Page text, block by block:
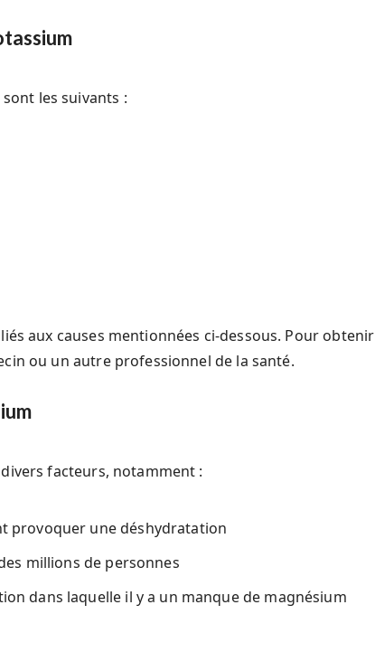
les suivants :
aux causes mentionnées ci-dessous. Pour obtenir
ou un autre professionnel de la santé.
facteurs, notamment :
provoquer une déshydratation
millions de personnes
dans laquelle il y a un manque de magnésium